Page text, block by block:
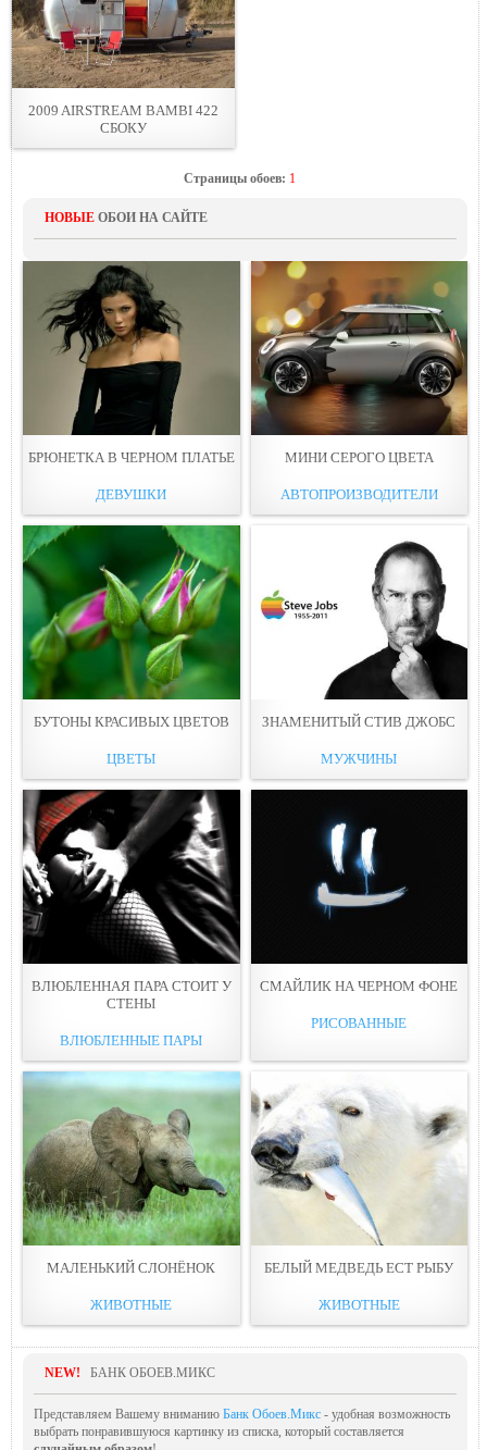
2009 AIRSTREAM BAMBI 422
СБОКУ
Страницы обоев: 1
НОВЫЕ ОБОИ НА САЙТЕ
БРЮНЕТКА В ЧЕРНОМ ПЛАТЬЕ
ДЕВУШКИ
МИНИ СЕРОГО ЦВЕТА
АВТОПРОИЗВОДИТЕЛИ
БУТОНЫ КРАСИВЫХ ЦВЕТОВ
ЦВЕТЫ
ЗНАМЕНИТЫЙ СТИВ ДЖОБС
МУЖЧИНЫ
ВЛЮБЛЕННАЯ ПАРА СТОИТ У
СТЕНЫ
ВЛЮБЛЕННЫЕ ПАРЫ
СМАЙЛИК НА ЧЕРНОМ ФОНЕ
РИСОВАННЫЕ
МАЛЕНЬКИЙ СЛОНЁНОК
ЖИВОТНЫЕ
БЕЛЫЙ МЕДВЕДЬ ЕСТ РЫБУ
ЖИВОТНЫЕ
NEW! БАНК ОБОЕВ.МИКС
Представляем Вашему вниманию Банк Обоев.Микс - удобная возможность
выбрать понравившуюся картинку из списка, который составляется